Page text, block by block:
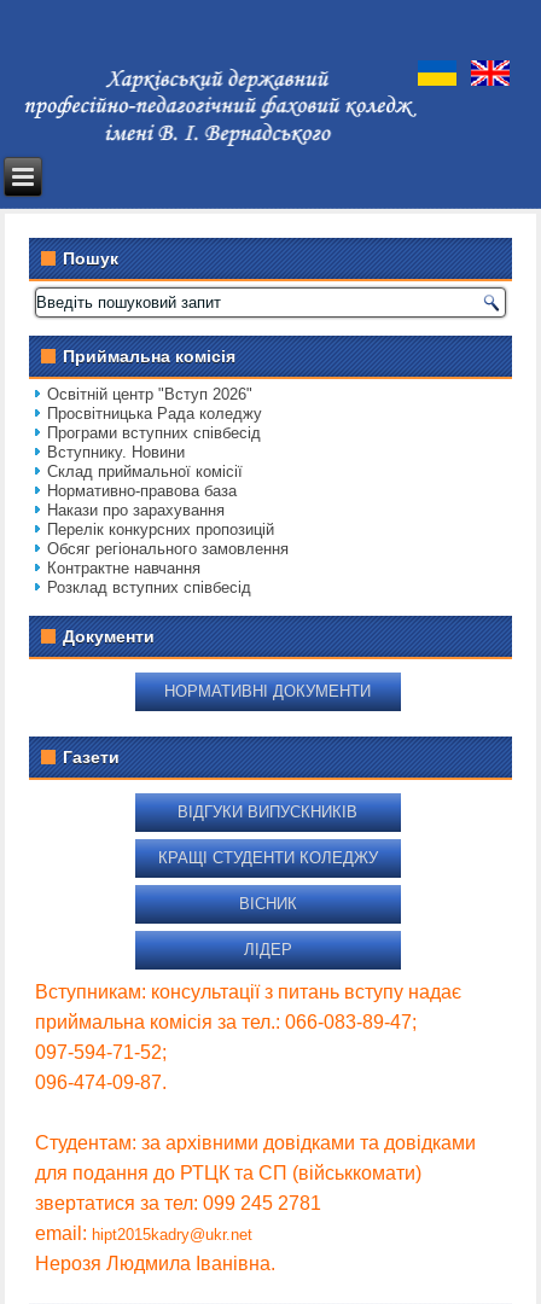
Пошук
Приймальна комісія
Освітній центр "Вступ 2026"
Просвітницька Рада коледжу
Програми вступних співбесід
Вступнику. Новини
Склад приймальної комісії
Нормативно-правова база
Накази про зарахування
Перелік конкурсних пропозицій
Обсяг регіонального замовлення
Контрактне навчання
Розклад вступних співбесід
Документи
НОРМАТИВНІ ДОКУМЕНТИ
Газети
ВІДГУКИ ВИПУСКНИКІВ
КРАЩІ СТУДЕНТИ КОЛЕДЖУ
ВІСНИК
ЛІДЕР
Вступникам: консультації з питань вступу надає
приймальна комісія за тел.: 066-083-89-47;
097-594-71-52;
096-474-09-87.
Студентам: за архівними довідками та довідками
для подання до РТЦК та СП (військкомати)
звертатися за тел: 099 245 2781
email:hipt2015kadry@ukr.net
Нерозя Людмила Іванівна.